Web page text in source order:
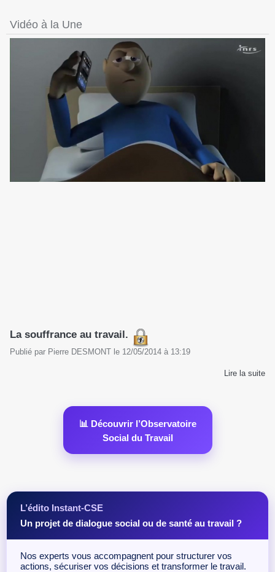
Vidéo à la Une
La souffrance au travail.
Publié par Pierre DESMONT le 12/05/2014 à 13:19
Lire la suite
📊 Découvrir l’Observatoire
Social du Travail
L’édito Instant-CSE
Un projet de dialogue social ou de santé au travail ?
Nos experts vous accompagnent pour structurer vos
actions, sécuriser vos décisions et transformer le travail.